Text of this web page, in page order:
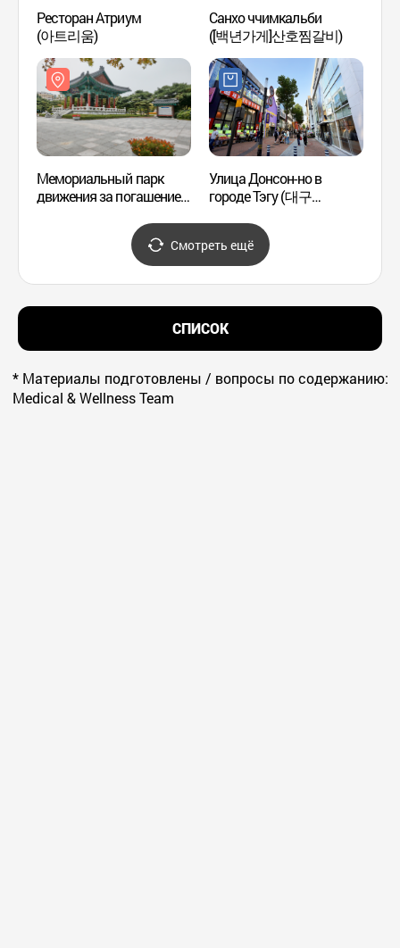
Ресторан Атриум
(아트리움)
Санхо ччимкальби
([백년가게]산호찜갈비)
Мемориальный парк
движения за погашение
(국채보상운동기념공원)
Улица Донсон-но в
городе Тэгу (대구
Смотреть ещё
СПИСОК
* Материалы подготовлены / вопросы по содержанию:
Medical & Wellness Team